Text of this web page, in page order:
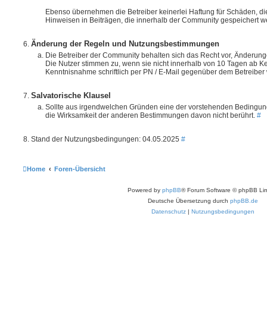
Ebenso übernehmen die Betreiber keinerlei Haftung für Schäden,
Hinweisen in Beiträgen, die innerhalb der Community gespeichert
Änderung der Regeln und Nutzungsbestimmungen
Die Betreiber der Community behalten sich das Recht vor,
Die Nutzer stimmen zu, wenn sie nicht innerhalb von 10 Tagen ab
Kenntnisnahme schriftlich per PN / E-Mail gegenüber dem
Salvatorische Klausel
Sollte aus irgendwelchen Gründen eine der vorstehenden
die Wirksamkeit der anderen Bestimmungen davon nicht berührt. #
Stand der Nutzungsbedingungen: 04.05.2025 #
Home Foren-Übersicht
Powered by phpBB® Forum Software © phpBB
Deutsche Übersetzung durch phpBB.de
Datenschutz | Nutzungsbedingungen